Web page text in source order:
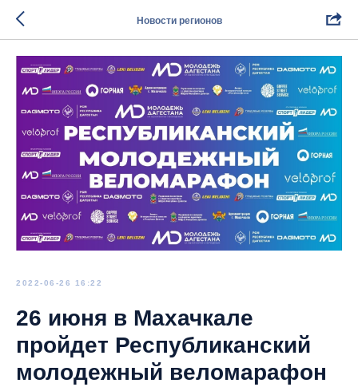
Новости регионов
2022-06-26 16:22
26 июня в Махачкале
пройдет Республиканский
молодежный веломарафон